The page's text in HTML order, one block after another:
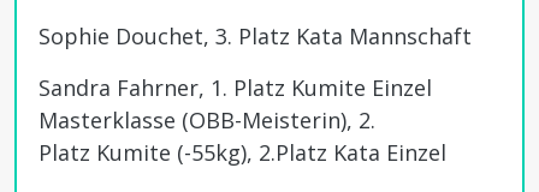
Sophie Douchet, 3. Platz Kata Mannschaft
Sandra Fahrner, 1. Platz Kumite Einzel
Masterklasse (OBB-Meisterin), 2.
Platz Kumite (-55kg), 2.Platz Kata Einzel